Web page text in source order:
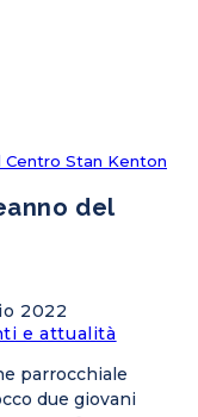
Centro Stan Kenton
del
2022
e attualità
parrocchiale
due giovani